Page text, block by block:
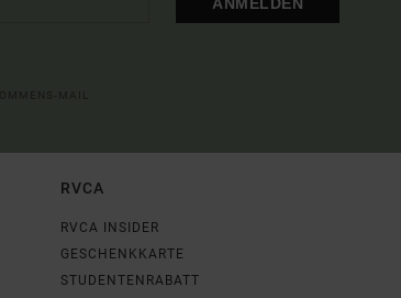
RVCA
RVCA INSIDER
GESCHENKKARTE
STUDENTENRABATT